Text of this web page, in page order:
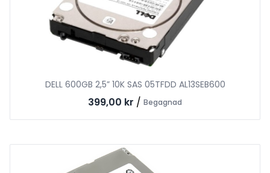
DELL 600GB 2,5” 10K SAS 05TFDD AL13SEB600
399,00 kr / Begagnad